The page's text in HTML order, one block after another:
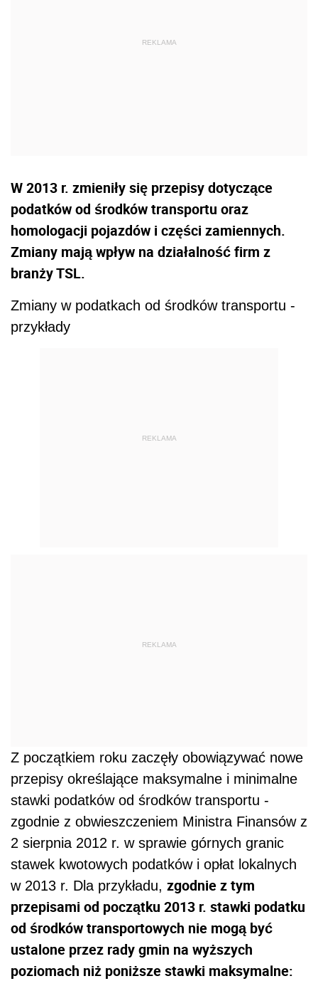
W 2013 r. zmieniły się przepisy dotyczące
podatków od środków transportu oraz
homologacji pojazdów i części zamiennych.
Zmiany mają wpływ na działalność firm z
branży TSL.
Zmiany w podatkach od środków transportu -
przykłady
REKLAMA
REKLAMA
Z początkiem roku zaczęły obowiązywać nowe
przepisy określające maksymalne i minimalne
stawki podatków od środków transportu -
zgodnie z obwieszczeniem Ministra Finansów z
2 sierpnia 2012 r. w sprawie górnych granic
stawek kwotowych podatków i opłat lokalnych
w 2013 r. Dla przykładu, zgodnie z tym
przepisami od początku 2013 r. stawki podatku
od środków transportowych nie mogą być
ustalone przez rady gmin na wyższych
poziomach niż poniższe stawki maksymalne: